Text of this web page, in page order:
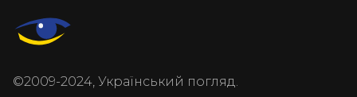
©2009-2024, Український погляд.